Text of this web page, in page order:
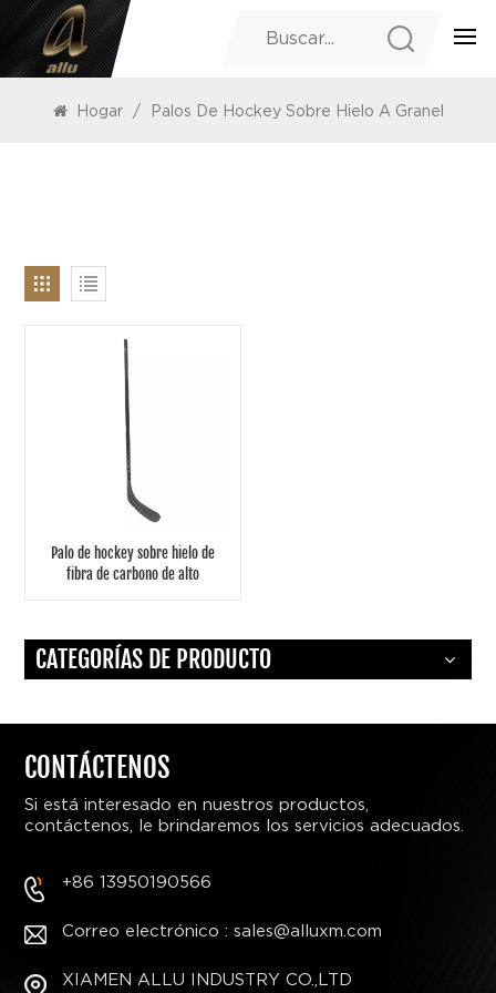
PRODUCTOS
Hogar / Palos De Hockey Sobre Hielo A Granel
Palo de hockey sobre hielo de
fibra de carbono de alto
CATEGORÍAS DE PRODUCTO
CONTÁCTENOS
Si está interesado en nuestros productos,
contáctenos, le brindaremos los servicios adecuados.
+86 13950190566
Correo electrónico : sales@alluxm.com
XIAMEN ALLU INDUSTRY CO.,LTD